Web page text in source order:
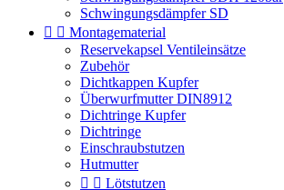
Schwingungsdämpfer SD
  Montagematerial
Reservekapsel Ventileinsätze
Zubehör
Dichtkappen Kupfer
Überwurfmutter DIN8912
Dichtringe Kupfer
Dichtringe
Einschraubstutzen
Hutmutter
  Lötstutzen